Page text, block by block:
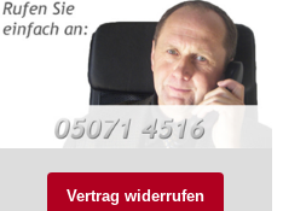
Vertrag widerrufen